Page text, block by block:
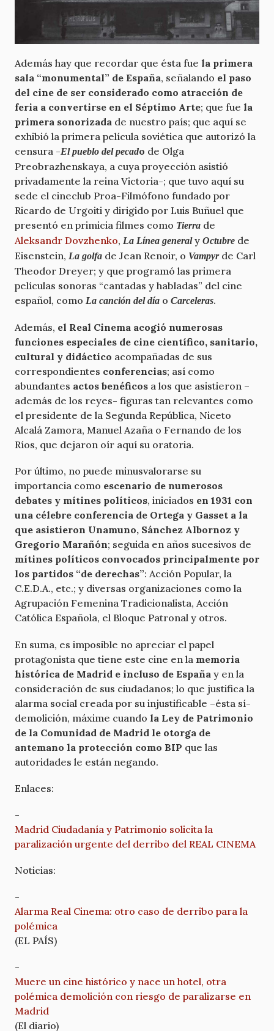
Además hay que recordar que ésta fue la primera
sala “monumental” de España, señalando el paso
del cine de ser considerado como atracción de
feria a convertirse en el Séptimo Arte; que fue la
primera sonorizada de nuestro país; que aquí se
exhibió la primera película soviética que autorizó la
censura -El pueblo del pecado de Olga
Preobrazhenskaya, a cuya proyección asistió
privadamente la reina Victoria-; que tuvo aquí su
sede el cineclub Proa-Filmófono fundado por
Ricardo de Urgoiti y dirigido por Luis Buñuel que
presentó en primicia filmes como Tierra de
Aleksandr Dovzhenko, La Línea generaly Octubre de
Eisenstein, La golfa de Jean Renoir, o Vampyrde Carl
Theodor Dreyer; y que programó las primera
películas sonoras “cantadas y habladas” del cine
español, como La canción del día o Carceleras.
Además, el Real Cinema acogió numerosas
funciones especiales de cine científico, sanitario,
cultural y didáctico acompañadas de sus
correspondientes conferencias; así como
abundantes actos benéficos a los que asistieron –
además de los reyes- figuras tan relevantes como
el presidente de la Segunda República, Niceto
Alcalá Zamora, Manuel Azaña o Fernando de los
Ríos, que dejaron oír aquí su oratoria.
Por último, no puede minusvalorarse su
importancia como escenario de numerosos
debates y mítines políticos, iniciados en 1931 con
una célebre conferencia de Ortega y Gasset a la
que asistieron Unamuno, Sánchez Albornoz y
Gregorio Marañón; seguida en años sucesivos de
mítines políticos convocados principalmente por
los partidos “de derechas”: Acción Popular, la
C.E.D.A., etc.; y diversas organizaciones como la
Agrupación Femenina Tradicionalista, Acción
Católica Española, el Bloque Patronal y otros.
En suma, es imposible no apreciar el papel
protagonista que tiene este cine en la memoria
histórica de Madrid e incluso de España y en la
consideración de sus ciudadanos; lo que justifica la
alarma social creada por su injustificable –ésta sí-
demolición, máxime cuando la Ley de Patrimonio
de la Comunidad de Madrid le otorga de
antemano la protección como BIP que las
autoridades le están negando.
Enlaces:
-
Madrid Ciudadanía y Patrimonio solicita la
paralización urgente del derribo del REAL CINEMA
Noticias:
-
Alarma Real Cinema: otro caso de derribo para la
polémica
(EL PAÍS)
-
Muere un cine histórico y nace un hotel, otra
polémica demolición con riesgo de paralizarse en
Madrid
(El diario)